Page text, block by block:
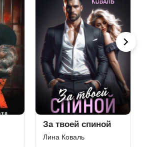
Любовь без
выходных